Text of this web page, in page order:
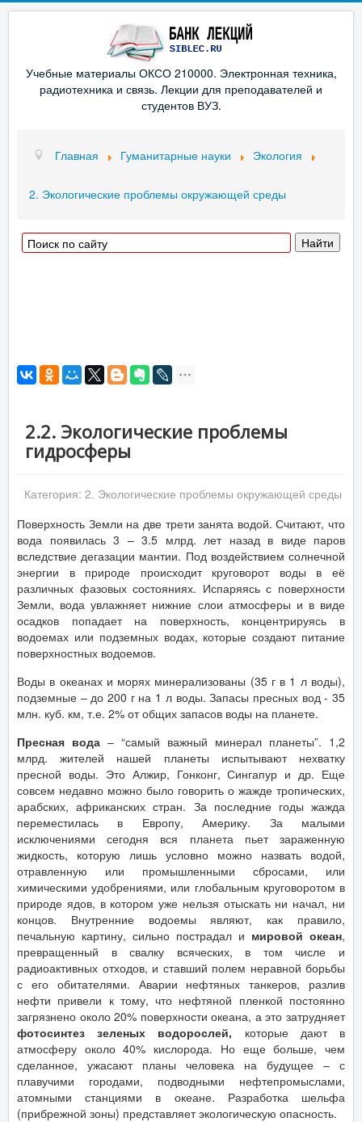
Учебные материалы ОКСО 210000. Электронная техника,
радиотехника и связь. Лекции для преподавателей и
студентов ВУЗ.
Главная Гуманитарные науки Экология
2. Экологические проблемы окружающей среды
2.2. Экологические проблемы
гидросферы
Категория: 2. Экологические проблемы окружающей среды
Поверхность Земли на две трети занята водой. Считают, что
вода появилась 3 – 3.5 млрд. лет назад в виде паров
вследствие дегазации мантии. Под воздействием солнечной
энергии в природе происходит круговорот воды в её
различных фазовых состояниях. Испаряясь с поверхности
Земли, вода увлажняет нижние слои атмосферы и в виде
осадков попадает на поверхность, концентрируясь в
водоемах или подземных водах, которые создают питание
поверхностных водоемов.
Воды в океанах и морях минерализованы (35 г в 1 л воды),
подземные – до 200 г на 1 л воды. Запасы пресных вод - 35
млн. куб. км, т.е. 2% от общих запасов воды на планете.
Пресная вода – “самый важный минерал планеты”. 1,2
млрд. жителей нашей планеты испытывают нехватку
пресной воды. Это Алжир, Гонконг, Сингапур и др. Еще
совсем недавно можно было говорить о жажде тропических,
арабских, африканских стран. За последние годы жажда
переместилась в Европу, Америку. За малыми
исключениями сегодня вся планета пьет зараженную
жидкость, которую лишь условно можно назвать водой,
отравленную или промышленными сбросами, или
химическими удобрениями, или глобальным круговоротом в
природе ядов, в котором уже нельзя отыскать ни начал, ни
концов. Внутренние водоемы являют, как правило,
печальную картину, сильно пострадал и мировой океан,
превращенный в свалку всяческих, в том числе и
радиоактивных отходов, и ставший полем неравной борьбы
с его обитателями. Аварии нефтяных танкеров, разлив
нефти привели к тому, что нефтяной пленкой постоянно
загрязнено около 20% поверхности океана, а это затрудняет
фотосинтез зеленых водорослей, которые дают в
атмосферу около 40% кислорода. Но еще больше, чем
сделанное, ужасают планы человека на будущее – с
плавучими городами, подводными нефтепромыслами,
атомными станциями в океане. Разработка шельфа
(прибрежной зоны) представляет экологическую опасность.